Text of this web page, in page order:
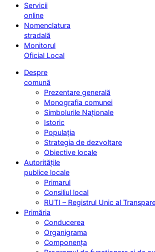
Servicii
online
Nomenclatura
stradală
Monitorul
Oficial Local
Despre
comună
Prezentare generală
Monografia comunei
Simbolurile Naționale
Istoric
Populația
Strategia de dezvoltare
Obiective locale
Autoritățile
publice locale
Primarul
Consiliul local
RUTI – Registrul Unic al
Primăria
Conducerea
Organigrama
Componența